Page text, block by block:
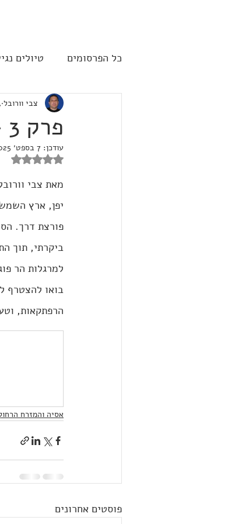
כל הפרסומים טיולים
שייט תענוגות - קרוז
פרק 3 – הטיול בערי יפן - טוקיו
צבי וורובל
עודכן: 7 בספט׳ 2025
דירוג של NaN מתוך 5 כוכבים
מאת צבי
יפן, ארץ
פורצת דרך.
ביקרתי, תוך
למרגלות הר
בואו להצטרף
הרפתקאות,
אסיה והמזרח
פוסטים אחרונים